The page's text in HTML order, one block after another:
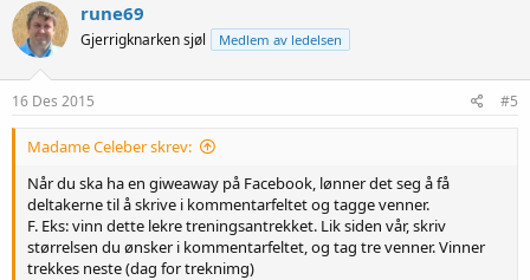
rune69
Gjerrigknarken sjøl Medlem av ledelsen
16 Des 2015 #5
Madame Celeber skrev:
Når du ska ha en giweaway på Facebook, lønner det seg å få
deltakerne til å skrive i kommentarfeltet og tagge venner.
F. Eks: vinn dette lekre treningsantrekket. Lik siden vår, skriv
størrelsen du ønsker i kommentarfeltet, og tag tre venner. Vinner
trekkes neste (dag for treknimg)